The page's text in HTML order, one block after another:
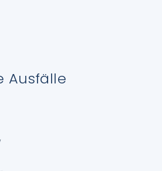
Ausfälle